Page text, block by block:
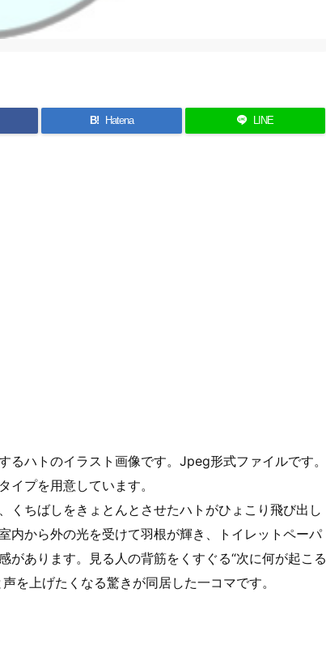
B! Hatena LINE
るハトのイラスト画像です。Jpeg形式ファイルです。
イプを用意しています。
くちばしをきょとんとさせたハトがひょこり飛び出し
内から外の光を受けて羽根が輝き、トイレットペーパ
があります。見る人の背筋をくすぐる“次に何が起こる
を上げたくなる驚きが同居した一コマです。